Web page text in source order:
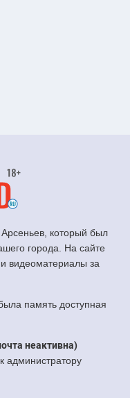
который был
города. На сайте
видеоматериалы за
память доступная
неактивна)
администратору